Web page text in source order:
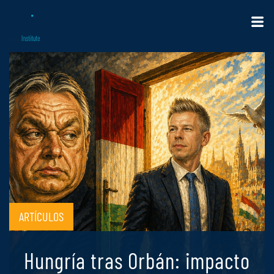
ARTÍCULOS
Hungría tras Orbán: impacto